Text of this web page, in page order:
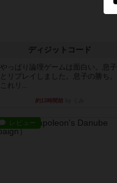
ディジットコード
やっぱり論理ゲームは面白い。息子
とリプレイしました。息子の勝ち。
これリ...
約13時間前
レビュー